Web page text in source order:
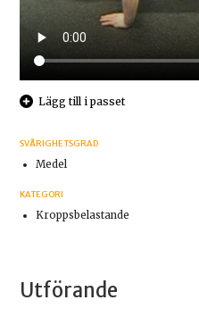
Lägg till i passet
SVÅRIGHETSGRAD
Medel
KATEGORI
Kroppsbelastande
Utförande